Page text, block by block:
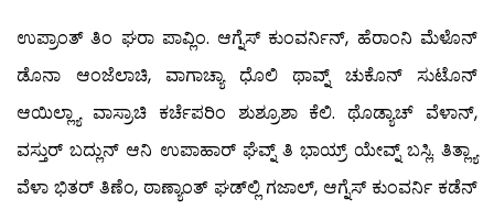
ಉಪ್ರಾಂತ್ ತಿಂ ಘರಾ ಪಾವ್ಲಿಂ. ಆಗ್ನೆಸ್ ಕುಂವರ್ನಿನ್, ಹೆರಾಂನಿ ಮೆಳೊನ್
ಡೊನಾ ಆಂಜೆಲಾಚಿ, ವಾಗಾಚ್ಯಾ ಧೊಲಿ ಥಾವ್ನ್ ಚುಕೊನ್ ಸುಟೊನ್
ಆಯಿಲ್ಲ್ಯಾ ವಾಸ್ರಾಚಿ ಕರ್ಚೆಪರಿಂ ಶುಶ್ರೂಶಾ ಕೆಲಿ. ಥೊಡ್ಯಾಚ್ ವೆಳಾನ್,
ವಸ್ತುರ್ ಬದ್ಲುನ್ ಆನಿ ಉಪಾಹಾರ್ ಘೆವ್ನ್ ತಿ ಭಾಯ್ರ್ ಯೇವ್ನ್ ಬಸ್ಲಿ. ತಿತ್ಲ್ಯಾ
ವೆಳಾ ಭಿತರ್ ತಿಣೆಂ, ಠಾಣ್ಯಾಂತ್ ಘಡ್‍ಲ್ಲಿ ಗಜಾಲ್, ಆಗ್ನೆಸ್ ಕುಂವರ್ನಿ ಕಡೆನ್